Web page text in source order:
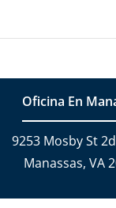
Oficina En
9253 Mosby St
Manassas, VA